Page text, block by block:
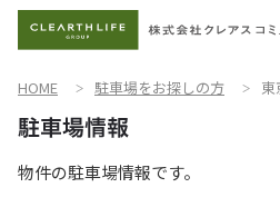
HOME 駐車場をお探しの方
物件の駐車場情報です。